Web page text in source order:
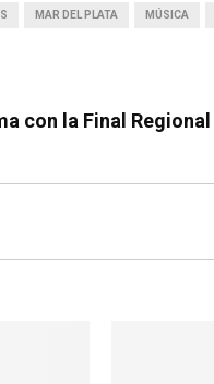
MAR DEL PLATA MÚSICA
con la Final